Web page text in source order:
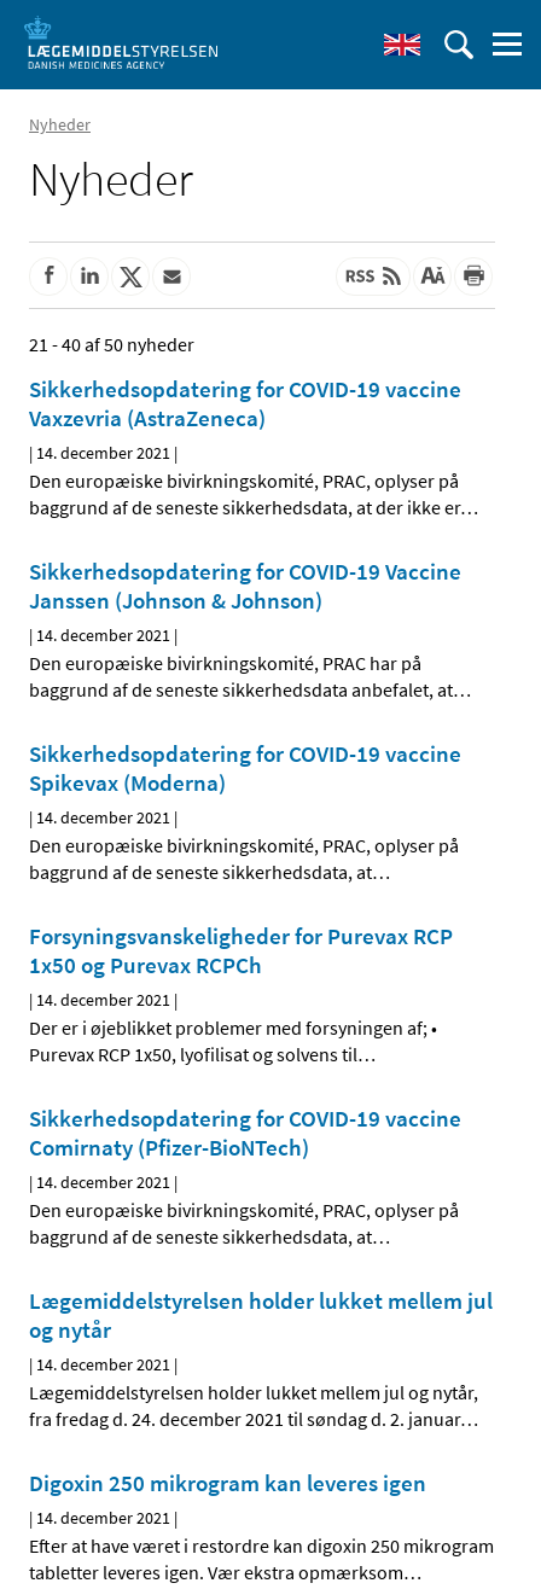
Nyheder
Nyheder
21 - 40 af 50 nyheder
Sikkerhedsopdatering for COVID-19 vaccine
Vaxzevria (AstraZeneca)
| 14. december 2021 |
Den europæiske bivirkningskomité, PRAC, oplyser på
baggrund af de seneste sikkerhedsdata, at der ikke er…
Sikkerhedsopdatering for COVID-19 Vaccine
Janssen (Johnson & Johnson)
| 14. december 2021 |
Den europæiske bivirkningskomité, PRAC har på
baggrund af de seneste sikkerhedsdata anbefalet, at…
Sikkerhedsopdatering for COVID-19 vaccine
Spikevax (Moderna)
| 14. december 2021 |
Den europæiske bivirkningskomité, PRAC, oplyser på
baggrund af de seneste sikkerhedsdata, at…
Forsyningsvanskeligheder for Purevax RCP
1x50 og Purevax RCPCh
| 14. december 2021 |
Der er i øjeblikket problemer med forsyningen af; •
Purevax RCP 1x50, lyofilisat og solvens til…
Sikkerhedsopdatering for COVID-19 vaccine
Comirnaty (Pfizer-BioNTech)
| 14. december 2021 |
Den europæiske bivirkningskomité, PRAC, oplyser på
baggrund af de seneste sikkerhedsdata, at…
Lægemiddelstyrelsen holder lukket mellem jul
og nytår
| 14. december 2021 |
Lægemiddelstyrelsen holder lukket mellem jul og nytår,
fra fredag d. 24. december 2021 til søndag d. 2. januar…
Digoxin 250 mikrogram kan leveres igen
| 14. december 2021 |
Efter at have været i restordre kan digoxin 250 mikrogram
tabletter leveres igen. Vær ekstra opmærksom…